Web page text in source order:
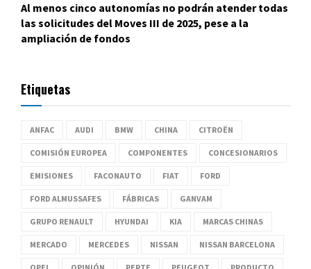
Al menos cinco autonomías no podrán atender todas
las solicitudes del Moves III de 2025, pese a la
ampliación de fondos
Etiquetas
ANFAC AUDI BMW CHINA CITROËN
COMISIÓN EUROPEA COMPONENTES CONCESIONARIOS
EMISIONES FACONAUTO FIAT FORD
FORD ALMUSSAFES FÁBRICAS GANVAM
GRUPO RENAULT HYUNDAI KIA MARCAS CHINAS
MERCADO MERCEDES NISSAN NISSAN BARCELONA